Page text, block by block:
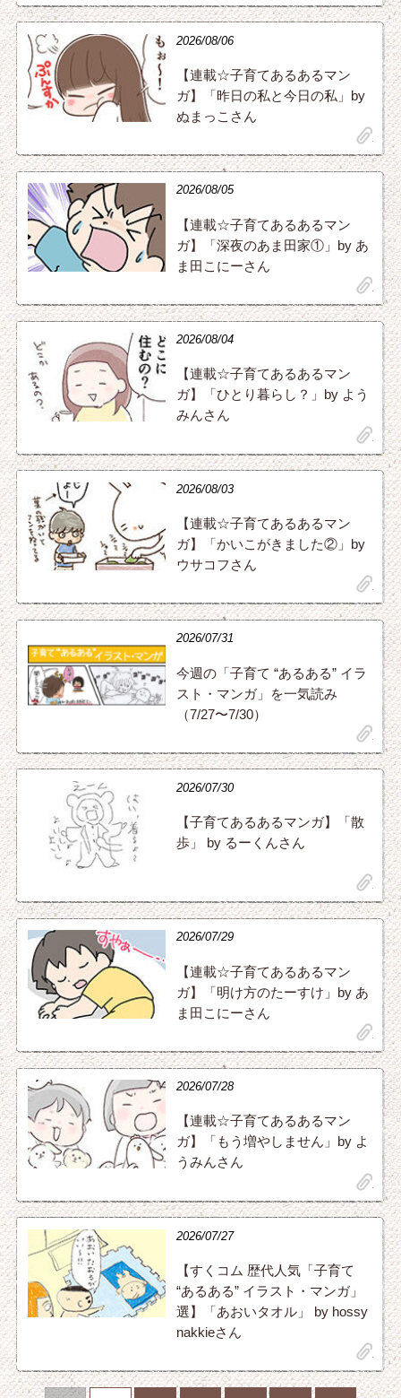
2026/08/06
【連載☆子育てあるあるマン
ガ】「昨日の私と今日の私」by
ぬまっこさん
clip
2026/08/05
【連載☆子育てあるあるマン
ガ】「深夜のあま田家①」by あ
ま田こにーさん
clip
2026/08/04
【連載☆子育てあるあるマン
ガ】「ひとり暮らし？」by よう
みんさん
clip
2026/08/03
【連載☆子育てあるあるマン
ガ】「かいこがきました②」by
ウサコフさん
clip
2026/07/31
今週の「子育て “あるある” イラ
スト・マンガ」を一気読み
（7/27〜7/30）
clip
2026/07/30
【子育てあるあるマンガ】「散
歩」 by るーくんさん
clip
2026/07/29
【連載☆子育てあるあるマン
ガ】「明け方のたーすけ」by あ
ま田こにーさん
clip
2026/07/28
【連載☆子育てあるあるマン
ガ】「もう増やしません」by よ
うみんさん
clip
2026/07/27
【すくコム 歴代人気「子育て
“あるある” イラスト・マンガ」
選】「あおいタオル」 by hossy
nakkieさん
clip